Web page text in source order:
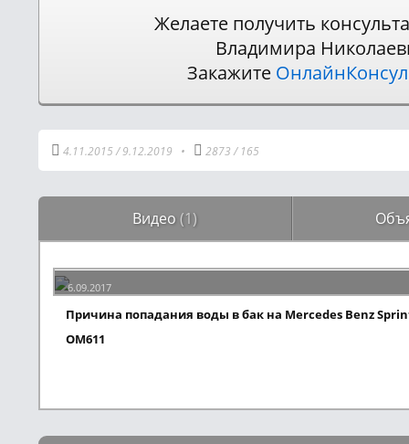
Желаете получить
Владимира
Закажите
4.11.2015 /9.12.2019 • 2873 / 165
Видео (1)
6.09.2017
Причина попадания воды в бак на Mercedes Benz
OM611